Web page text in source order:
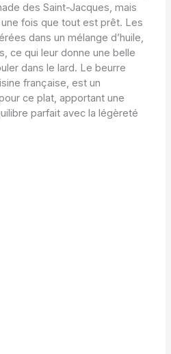
des Saint-Jacques, mais
fois que tout est prêt. Les
dans un mélange d’huile,
ce qui leur donne une belle
dans le lard. Le beurre
française, est un
ce plat, apportant une
parfait avec la légèreté